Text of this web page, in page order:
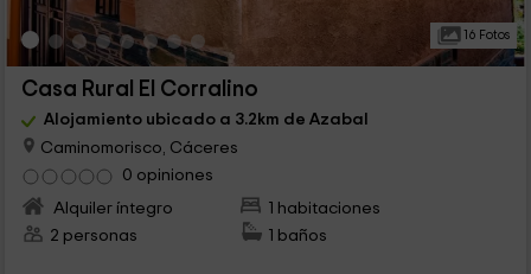
16 Fotos
Casa Rural El Corralino
Alojamiento ubicado a 3.2km de Azabal
Caminomorisco, Cáceres
0 opiniones
Alquiler íntegro
1 habitaciones
2 personas
1 baños